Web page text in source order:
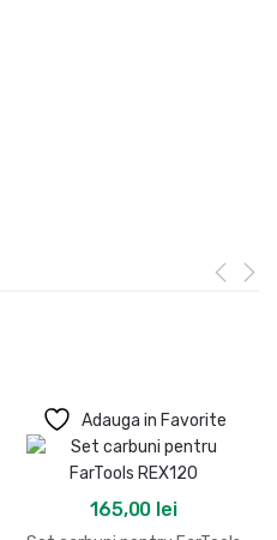
Adauga in Favorite
165,00 lei